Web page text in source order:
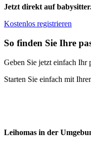
Jetzt direkt auf
Kostenlos registrieren
So finden Sie Ihre
Geben Sie jetzt einfach Ihr
Starten Sie einfach mit
Leihomas in der